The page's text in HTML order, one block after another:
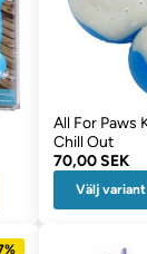
All For Paws
Chill Out
70,00 SEK
Välj variant